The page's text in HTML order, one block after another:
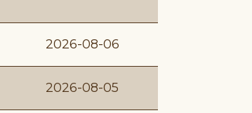
2026-08-06
2026-08-05